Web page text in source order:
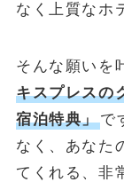
銘柄
ヴィンテージウォ
April 13, 2026
50代・60代の物価
る活用術
なく上質なホ
そんな願いを
キスプレスの
宿泊特典」で
なく、あなた
てくれる、非